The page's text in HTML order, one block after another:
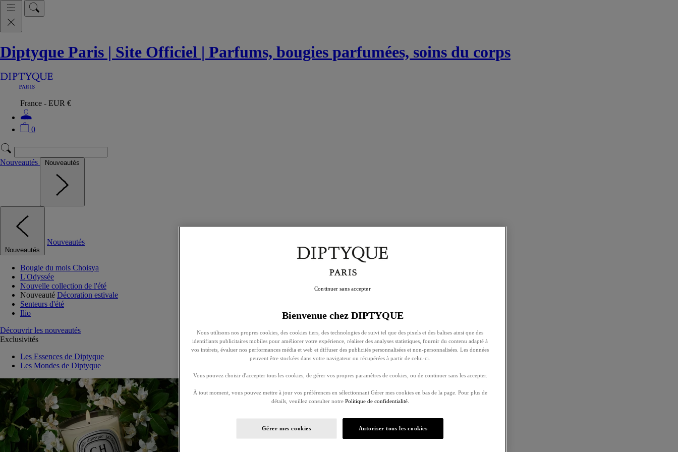
Diptyque Paris | Site Officiel | Parfums, bougies parfumées, soins du corps
France - EUR €
0
Nouveautés Nouveautés
Nouveautés
Nouveautés
Bougie du mois Choisya
L'Odyssée
Nouvelle collection de l'été
Nouveauté Décoration estivale
Senteurs d'été
Ilio
Découvrir les nouveautés
Exclusivités
Les Essences de Diptyque
Les Mondes de Diptyque
Bienvenue chez DIPTYQUE
Nous utilisons nos propres cookies, des cookies tiers, des technologies de suivi tel que des pixels et des balises ainsi que des
identifiants publicitaires mobiles pour améliorer votre expérience, réaliser des analyses statistiques, fournir du contenu adapté à
vos intérets, évaluer nos performances média et web et diffuser des publicités personnalisées et non-personnalisées. Les données
peuvent être stockées dans votre navigateur ou récupérées à partir de celui-ci.
Vous pouvez choisir d'accepter tous les cookies, de gérer vos propres paramètres de cookies, ou de continuer sans les accepter.
À tout moment, vous pouvez mettre à jour vos préférences en sélectionnant Gérer mes cookies en bas de la page. Pour plus de
détails, veuillez consulter notre Politique de confidentialité.
Gérer mes cookies Autoriser tous les cookies
Continuer sans accepter